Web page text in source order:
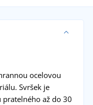
ocelovou
Svršek je
až do 30